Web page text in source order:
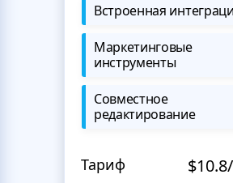
Встроенная
Маркетинговые
инструменты
Совместное
редактирование
Тариф